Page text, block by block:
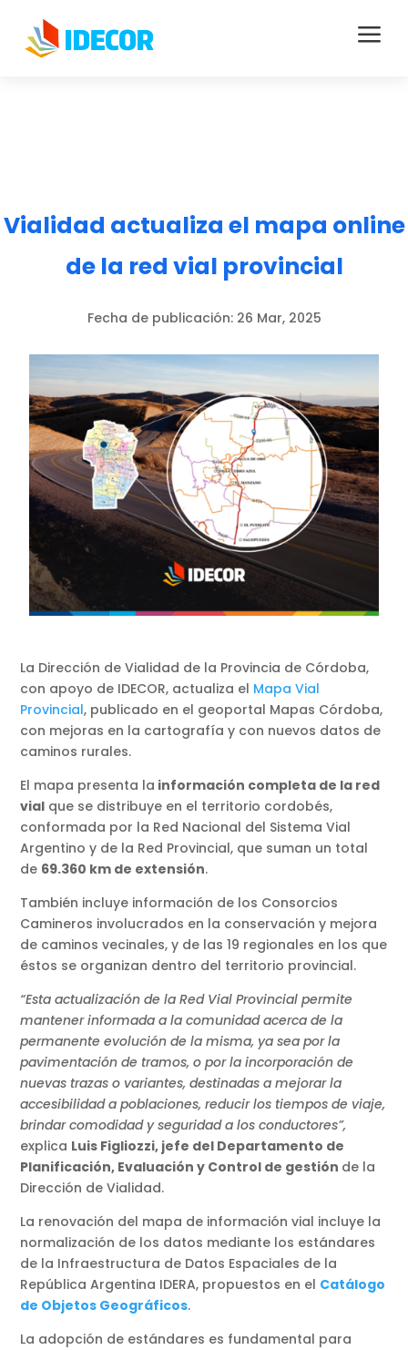
a
Vialidad actualiza el mapa online
de la red vial provincial
Fecha de publicación: 26 Mar, 2025
La Dirección de Vialidad de la Provincia de Córdoba,
con apoyo de IDECOR, actualiza el Mapa Vial
Provincial, publicado en el geoportal Mapas Córdoba,
con mejoras en la cartografía y con nuevos datos de
caminos rurales.
El mapa presenta la información completa de la red
vial que se distribuye en el territorio cordobés,
conformada por la Red Nacional del Sistema Vial
Argentino y de la Red Provincial, que suman un total
de 69.360 km de extensión.
También incluye información de los Consorcios
Camineros involucrados en la conservación y mejora
de caminos vecinales, y de las 19 regionales en los que
éstos se organizan dentro del territorio provincial.
“Esta actualización de la Red Vial Provincial permite
mantener informada a la comunidad acerca de la
permanente evolución de la misma, ya sea por la
pavimentación de tramos, o por la incorporación de
nuevas trazas o variantes, destinadas a mejorar la
accesibilidad a poblaciones, reducir los tiempos de viaje,
brindar comodidad y seguridad a los conductores”,
explica Luis Figliozzi, jefe del Departamento de
Planificación, Evaluación y Control de gestión de la
Dirección de Vialidad.
La renovación del mapa de información vial incluye la
normalización de los datos mediante los estándares
de la Infraestructura de Datos Espaciales de la
República Argentina IDERA, propuestos en el Catálogo
de Objetos Geográficos.
La adopción de estándares es fundamental para